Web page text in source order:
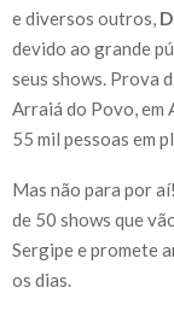
e diversos outros,
devido ao grande
seus shows. Prova
Arraiá do Povo, em
55 mil pessoas em
Mas não para por
de 50 shows que
Sergipe e promete
os dias.